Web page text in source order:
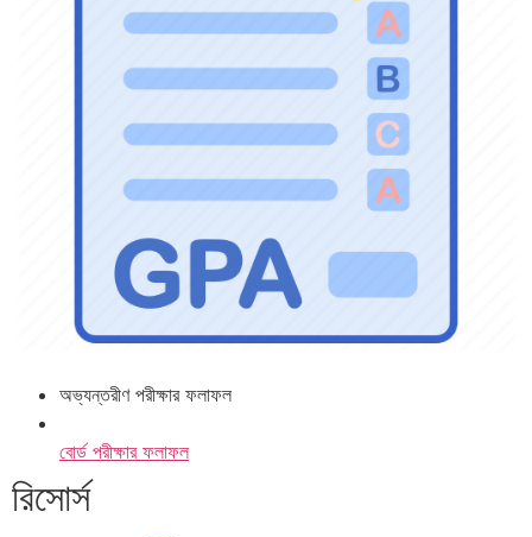
অভ্যন্তরীণ পরীক্ষার ফলাফল
বোর্ড পরীক্ষার ফলাফল
রিসোর্স